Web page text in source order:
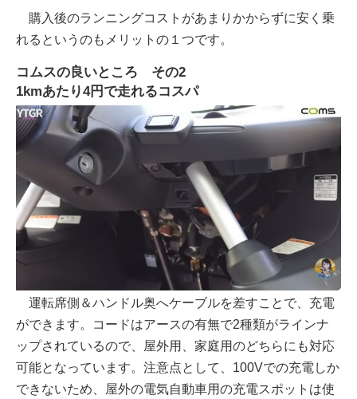
購入後のランニングコストがあまりかからずに安く乗
れるというのもメリットの１つです。
コムスの良いところ その2
1kmあたり4円で走れるコスパ
運転席側＆ハンドル奥へケーブルを差すことで、充電
ができます。コードはアースの有無で2種類がラインナ
ップされているので、屋外用、家庭用のどちらにも対応
可能となっています。注意点として、100Vでの充電しか
できないため、屋外の電気自動車用の充電スポットは使